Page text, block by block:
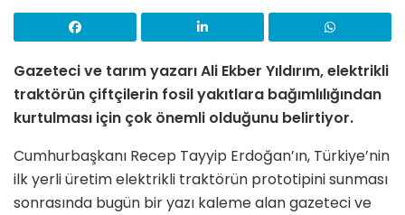
Gazeteci ve tarım yazarı Ali Ekber Yıldırım, elektrikli
traktörün çiftçilerin fosil yakıtlara bağımlılığından
kurtulması için çok önemli olduğunu belirtiyor.
Cumhurbaşkanı Recep Tayyip Erdoğan’ın, Türkiye’nin
ilk yerli üretim elektrikli traktörün prototipini sunması
sonrasında bugün bir yazı kaleme alan gazeteci ve